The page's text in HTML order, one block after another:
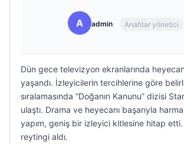
A admin Anahtar yönetici
Dün gece televizyon ekranlarında
yaşandı. İzleyicilerin tercihlerine göre
sıralamasında “Doğanın Kanunu” dizisi
ulaştı. Drama ve heyecanı başarıyla
yapım, geniş bir izleyici kitlesine hitap
reytingi aldı.